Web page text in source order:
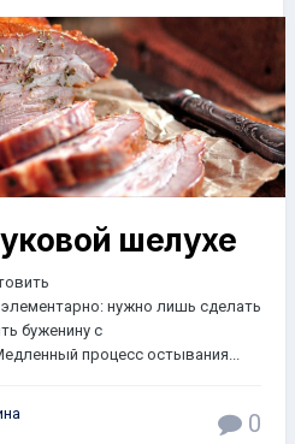
шелухе
нужно лишь сделать
буженину с
процесс остывания...
0